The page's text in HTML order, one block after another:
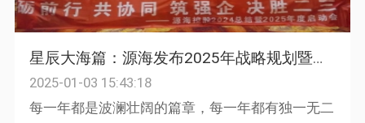
星辰大海篇：源海发布2025年战略规划暨举行20周年庆典晚会
2025-01-03 15:43:18
每一年都是波澜壮阔的篇章，每一年都有独一无二